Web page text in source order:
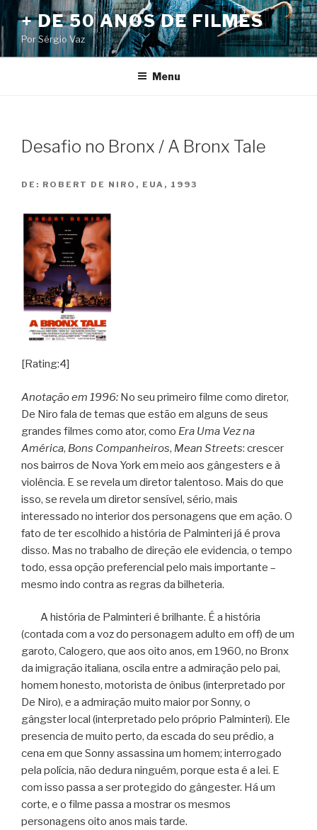
Pular
para
o
conteúdo
+ DE 50 ANOS DE FILMES
Por Sérgio Vaz
Menu
Desafio no Bronx / A Bronx Tale
DE: ROBERT DE NIRO, EUA, 1993
[Rating:4]
Anotação em 1996: No seu primeiro filme como diretor,
De Niro fala de temas que estão em alguns de seus
grandes filmes como ator, como Era Uma Vez na
América, Bons Companheiros, Mean Streets: crescer
nos bairros de Nova York em meio aos gângesters e à
violência. E se revela um diretor talentoso. Mais do que
isso, se revela um diretor sensível, sério, mais
interessado no interior dos personagens que em ação. O
fato de ter escolhido a história de Palminteri já é prova
disso. Mas no trabalho de direção ele evidencia, o tempo
todo, essa opção preferencial pelo mais importante –
mesmo indo contra as regras da bilheteria.
A história de Palminteri é brilhante. É a história
(contada com a voz do personagem adulto em off) de um
garoto, Calogero, que aos oito anos, em 1960, no Bronx
da imigração italiana, oscila entre a admiração pelo pai,
homem honesto, motorista de ônibus (interpretado por
De Niro), e a admiração muito maior por Sonny, o
gângster local (interpretado pelo próprio Palminteri). Ele
presencia de muito perto, da escada do seu prédio, a
cena em que Sonny assassina um homem; interrogado
pela polícia, não dedura ninguém, porque esta é a lei. E
com isso passa a ser protegido do gângester. Há um
corte, e o filme passa a mostrar os mesmos
personagens oito anos mais tarde.